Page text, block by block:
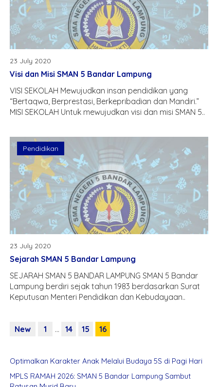
23 July 2020
Visi dan Misi SMAN 5 Bandar Lampung
VISI SEKOLAH Mewujudkan insan pendidikan yang
“Bertaqwa, Berprestasi, Berkepribadian dan Mandiri.”
MISI SEKOLAH Untuk mewujudkan visi dan misi SMAN 5..
Pendidikan
23 July 2020
Sejarah SMAN 5 Bandar Lampung
SEJARAH SMAN 5 BANDAR LAMPUNG SMAN 5 Bandar
Lampung berdiri sejak tahun 1983 berdasarkan Surat
Keputusan Menteri Pendidikan dan Kebudayaan..
New 1 … 14 15 16
Optimalkan Karakter Anak Melalui Budaya 5S di Pagi Hari
MPLS RAMAH 2026: SMAN 5 Bandar Lampung Sambut